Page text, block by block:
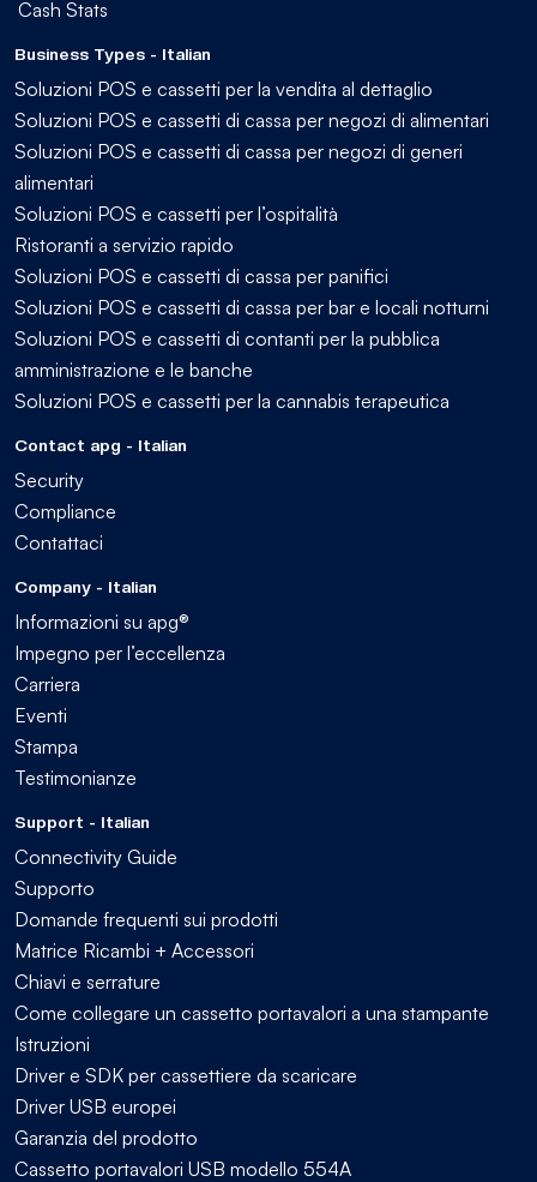
Cash Stats
Business Types - Italian
Soluzioni POS e cassetti per la vendita al dettaglio
Soluzioni POS e cassetti di cassa per negozi di alimentari
Soluzioni POS e cassetti di cassa per negozi di generi
alimentari
Soluzioni POS e cassetti per l’ospitalità
Ristoranti a servizio rapido
Soluzioni POS e cassetti di cassa per panifici
Soluzioni POS e cassetti di cassa per bar e locali notturni
Soluzioni POS e cassetti di contanti per la pubblica
amministrazione e le banche
Soluzioni POS e cassetti per la cannabis terapeutica
Contact apg - Italian
Security
Compliance
Contattaci
Company - Italian
Informazioni su apg®
Impegno per l’eccellenza
Carriera
Eventi
Stampa
Testimonianze
Support - Italian
Connectivity Guide
Supporto
Domande frequenti sui prodotti
Matrice Ricambi + Accessori
Chiavi e serrature
Come collegare un cassetto portavalori a una stampante
Istruzioni
Driver e SDK per cassettiere da scaricare
Driver USB europei
Garanzia del prodotto
Cassetto portavalori USB modello 554A